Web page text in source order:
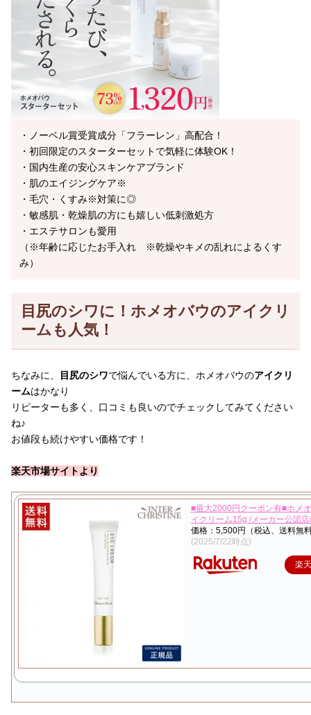
・ノーベル賞受賞成分「フラーレン」高配合！
・初回限定のスターターセットで気軽に体験OK！
・国内生産の安心スキンケアブランド
・肌のエイジングケア※
・毛穴・くすみ※対策に◎
・敏感肌・乾燥肌の方にも嬉しい低刺激処方
・エステサロンも愛用
（※年齢に応じたお手入れ ※乾燥やキメの乱れによるくす
み）
目尻のシワに！ホメオバウのアイクリ
ームも人気！
ちなみに、 目尻のシワで悩んでいる方に、ホメオバウのアイクリ
ームはかなり
リピーターも多く、口コミも良いのでチェックしてみてください
ね♪
お値段も続けやすい価格です！
楽天市場サイトより
■最大2000円クーポン有■ホメ
イクリーム15g /メーカー公認
価格：5,500円（税込、送料無
(2025/7/22時点)
楽